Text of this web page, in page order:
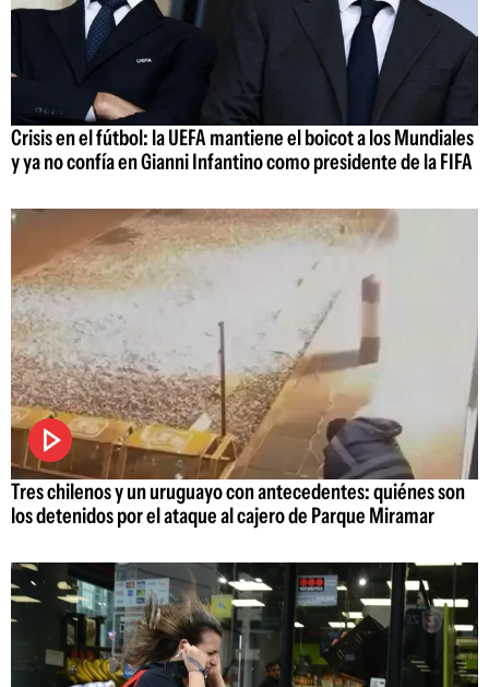
Crisis en el fútbol: la UEFA mantiene el boicot a los Mundiales
y ya no confía en Gianni Infantino como presidente de la FIFA
Tres chilenos y un uruguayo con antecedentes: quiénes son
los detenidos por el ataque al cajero de Parque Miramar